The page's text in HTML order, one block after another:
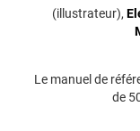
(illustrateur),
Le manuel de
de